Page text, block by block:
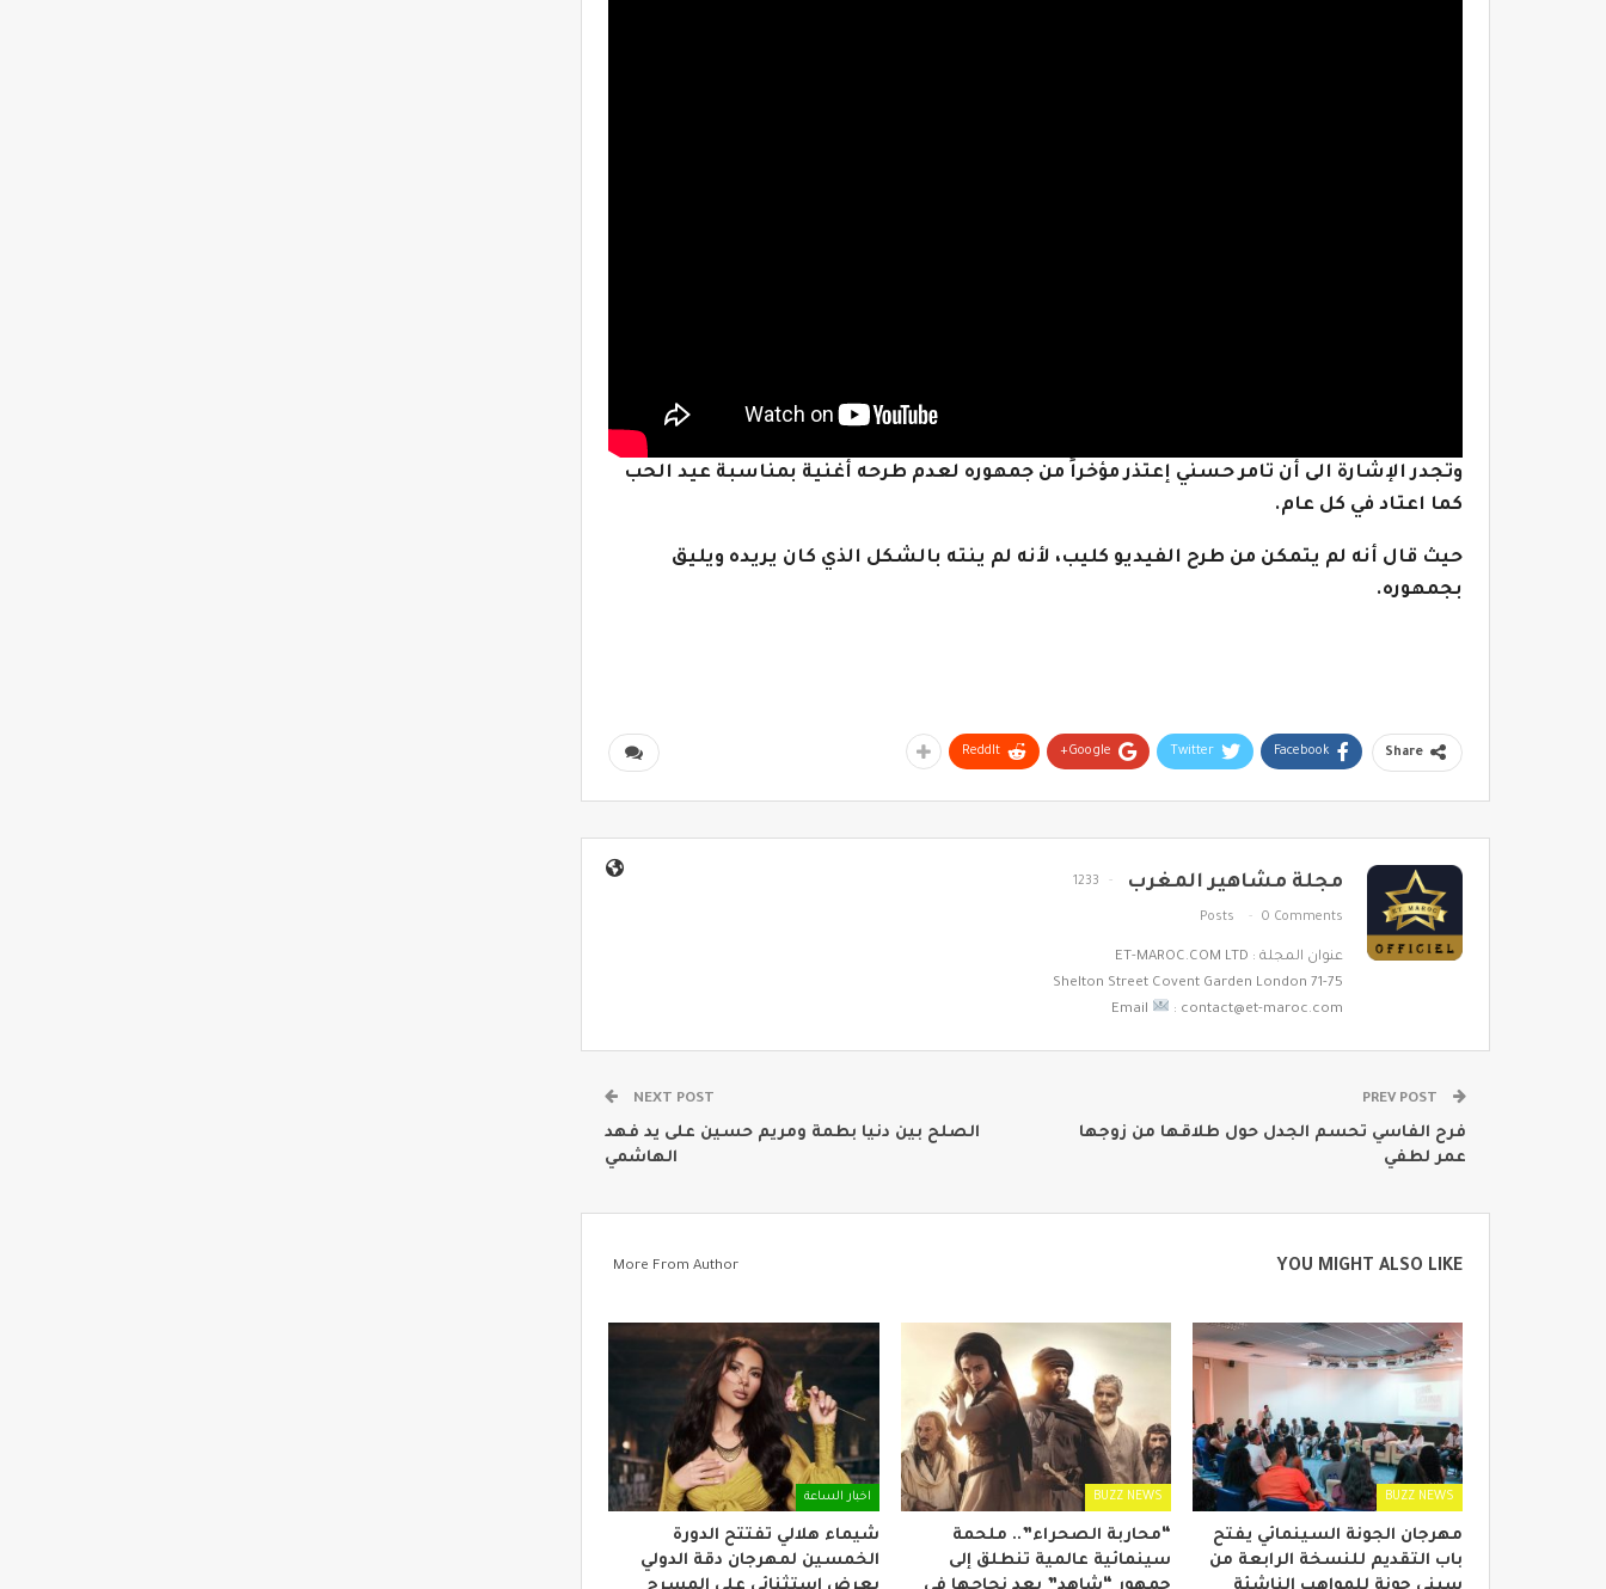
وتجدر الإشارة الى أن تامر حسني إعتذر مؤخراً من جمهوره لعدم طرحه أغنية بمناسبة عيد الحب
كما اعتاد في كل عام.
حيث قال أنه لم يتمكن من طرح الفيديو كليب، لأنه لم ينته بالشكل الذي كان يريده ويليق
بجمهوره.
Share
Facebook
Twitter
Google+
ReddIt
مجلة مشاهير المغرب 1233
Posts 0 Comments
عنوان المجلة : ET-MAROC.COM LTD
71-75 Shelton Street Covent Garden London
Email
: contact@et-maroc.com
فرح الفاسي تحسم الجدل حول طلاقها من زوجها
عمر لطفي
NEXT POST
الصلح بين دنيا بطمة ومريم حسين على يد فهد
الهاشمي
YOU MIGHT ALSO LIKE
More From Author
BUZZ NEWS
مهرجان الجونة السينمائي يفتح
باب التقديم للنسخة الرابعة من
BUZZ NEWS
“محاربة الصحراء”.. ملحمة
سينمائية عالمية تنطلق إلى
اخبار الساعة
شيماء هلالي تفتتح الدورة
الخمسين لمهرجان دقة الدولي